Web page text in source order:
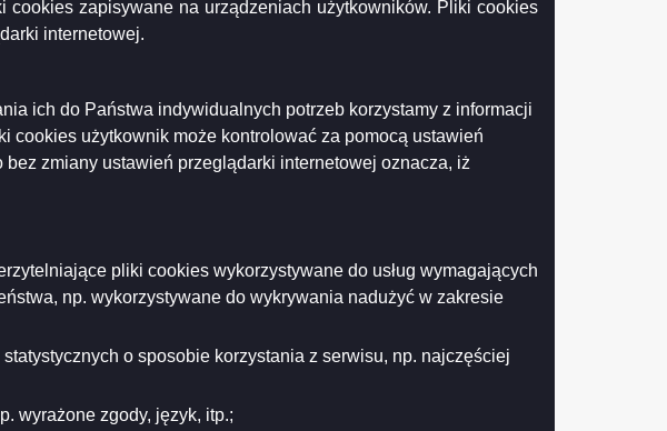
cookies zapisywane na urządzeniach użytkowników. Pliki cookies
internetowej.
ich do Państwa indywidualnych potrzeb korzystamy z informacji
użytkownik może kontrolować za pomocą ustawień
zmiany ustawień przeglądarki internetowej oznacza, iż
pliki cookies wykorzystywane do usług wymagających
np. wykorzystywane do wykrywania nadużyć w zakresie
o sposobie korzystania z serwisu, np. najczęściej
wyrażone zgody, język, itp.;
Miasta
Miejskiej
w
Suwałkach
za
2022
Drukuj do PDF
Drukuj